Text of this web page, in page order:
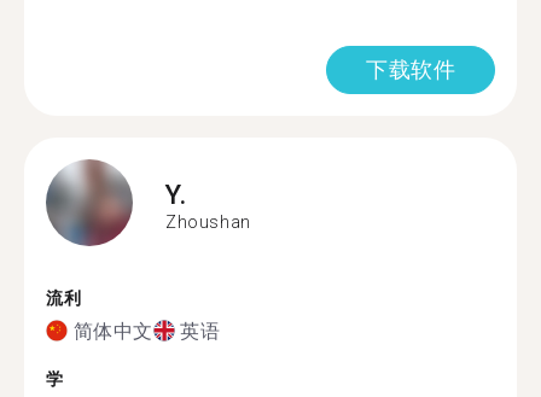
下载软件
Y.
Zhoushan
流利
简体中文 英语
学